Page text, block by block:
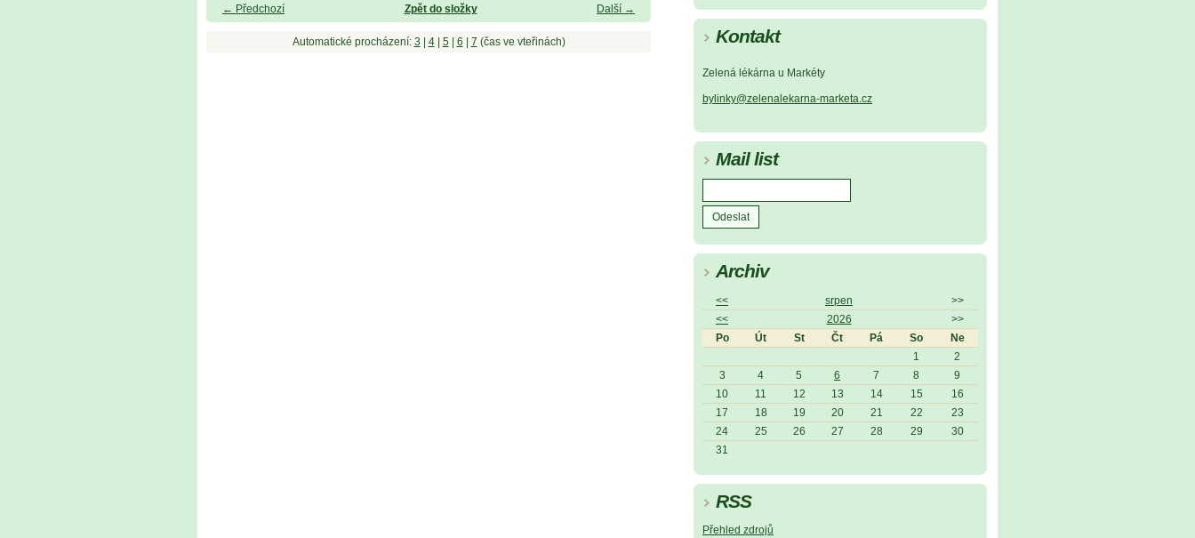
← Předchozí Další →
Zpět do složky
Automatické procházení: 3 4| 5| 6 7 (čas ve vteřinách) Kontakt
Zelená lékárna u Markéty
bylinky@zelenalekarna-marketa.cz
Mail list
Archiv
<< srpen
>>
<<
2026
>>
Po
Út St Čt Pá So
Ne
1
2
3
4 5 6 7 8
9
10
11 12 13 14 15
16
17
18 19 20 21 22
23
24
25 26 27 28 29
30
31
RSS
Přehled zdrojů